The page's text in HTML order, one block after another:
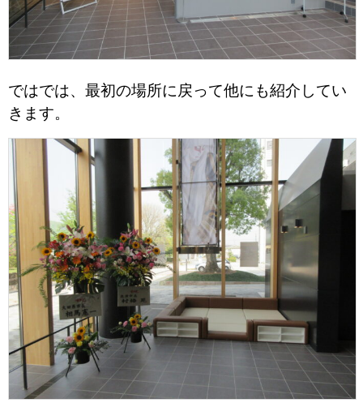
ではでは、最初の場所に戻って他にも紹介してい
きます。